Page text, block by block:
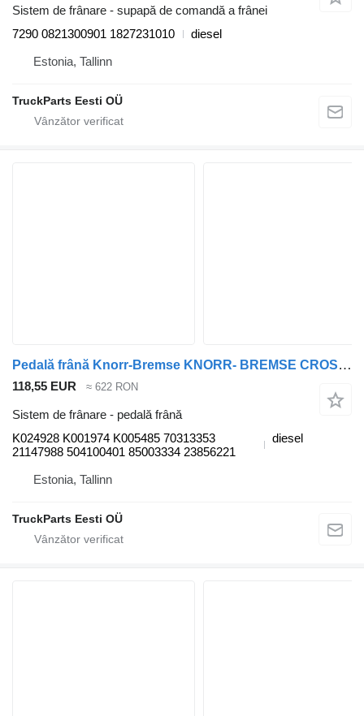
Sistem de frânare - supapă de comandă a frânei
7290 0821300901 1827231010
diesel
Estonia, Tallinn
TruckParts Eesti OÜ
Pedală frână Knorr-Bremse KNORR- BREMSE CROSSWAY (01.06-) K024928 pentru autobuz Irisbus Arway, Crossway, Crealis, Magelys, Proway, Daily Tourys (2006-)
118,55 EUR ≈ 622 RON
Sistem de frânare - pedală frână
K024928 K001974 K005485 70313353
21147988 504100401 85003334 23856221
diesel
Estonia, Tallinn
TruckParts Eesti OÜ